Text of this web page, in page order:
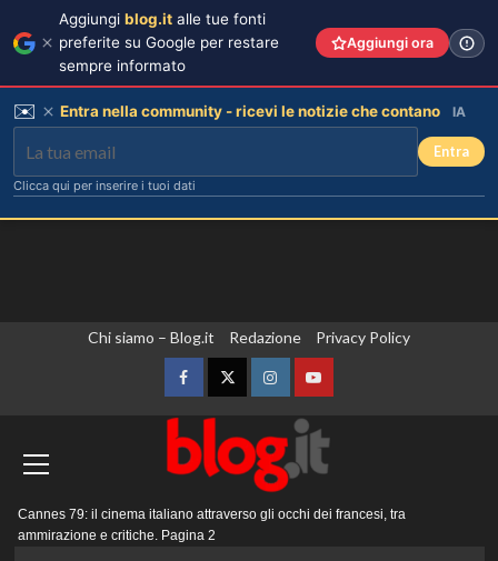
Chi siamo – Blog.it Redazione Privacy Policy
FacebookTwitterInstagramYouTube
principale
Cannes 79: il cinema italiano attraverso gli occhi dei francesi, tra
ammirazione e critiche. Pagina 2
Aggiungi blog.it alle tue fonti
preferite su Google per restare
sempre informato
Aggiungi ora
✉️ Entra nella community - ricevi le notizie che contano IA
Entra
Clicca qui per inserire i tuoi dati